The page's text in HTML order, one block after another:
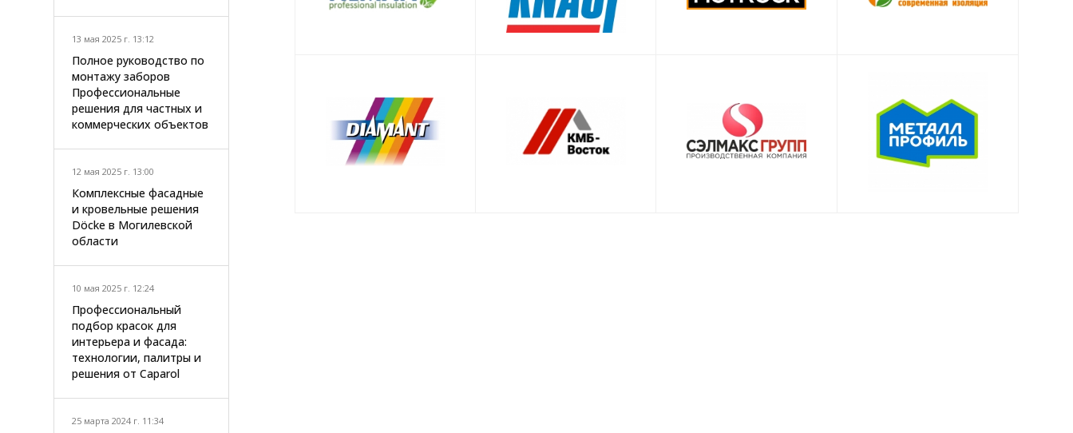
13 мая 2025 г. 13:12
Полное руководство по
монтажу заборов
Профессиональные
решения для частных и
коммерческих объектов
12 мая 2025 г. 13:00
Комплексные фасадные
и кровельные решения
Döcke в Могилевской
области
10 мая 2025 г. 12:24
Профессиональный
подбор красок для
интерьера и фасада:
технологии, палитры и
решения от Caparol
25 марта 2024 г. 11:34